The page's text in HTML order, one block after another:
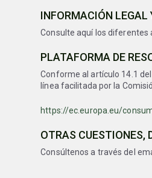
INFORMACIÓN LEGAL
Consulte aquí los diferentes
PLATAFORMA DE
Conforme al artículo 14.1
línea facilitada por la
https://ec.europa.eu/
OTRAS CUESTIONES,
Consúltenos a través del